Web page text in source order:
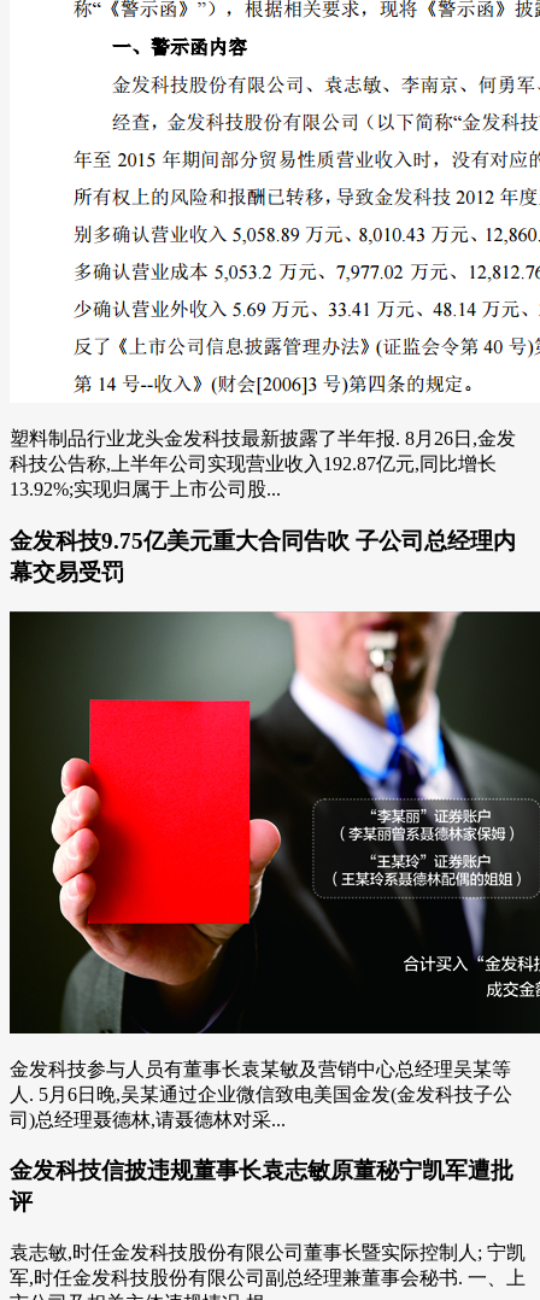
塑料制品行业龙头金发科技最新披露了半年报. 8月26日,金发
科技公告称,上半年公司实现营业收入192.87亿元,同比增长
13.92%;实现归属于上市公司股...
金发科技9.75亿美元重大合同告吹 子公司总经理内
幕交易受罚
金发科技参与人员有董事长袁某敏及营销中心总经理吴某等
人. 5月6日晚,吴某通过企业微信致电美国金发(金发科技子公
司)总经理聂德林,请聂德林对采...
金发科技信披违规董事长袁志敏原董秘宁凯军遭批
评
袁志敏,时任金发科技股份有限公司董事长暨实际控制人; 宁凯
军,时任金发科技股份有限公司副总经理兼董事会秘书. 一、上